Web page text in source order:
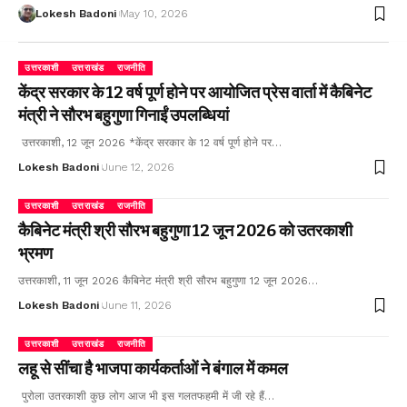
Lokesh Badoni May 10, 2026
उत्तरकाशी उत्तराखंड राजनीति
केंद्र सरकार के 12 वर्ष पूर्ण होने पर आयोजित प्रेस वार्ता में कैबिनेट
मंत्री ने सौरभ बहुगुणा गिनाईं उपलब्धियां
उत्तरकाशी, 12 जून 2026 *केंद्र सरकार के 12 वर्ष पूर्ण होने पर…
Lokesh Badoni June 12, 2026
उत्तरकाशी उत्तराखंड राजनीति
कैबिनेट मंत्री श्री सौरभ बहुगुणा 12 जून 2026 को उतरकाशी
भ्रमण
उत्तरकाशी, 11 जून 2026 कैबिनेट मंत्री श्री सौरभ बहुगुणा 12 जून 2026…
Lokesh Badoni June 11, 2026
उत्तरकाशी उत्तराखंड राजनीति
लहू से सींचा है भाजपा कार्यकर्ताओं ने बंगाल में कमल
पुरोला उतरकाशी कुछ लोग आज भी इस गलतफहमी में जी रहे हैं…